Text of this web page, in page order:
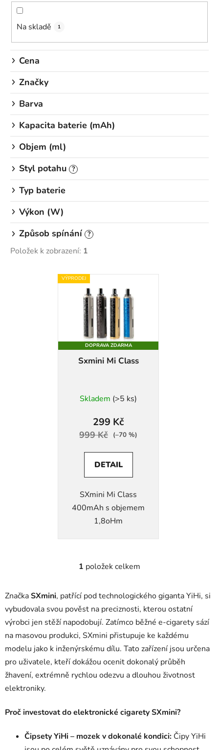
o
d
k
ů
Na skladě 1
Cena
Značky
Barva
Kapacita baterie (mAh)
Objem (ml)
Styl potahu ?
Typ baterie
Výkon (W)
Způsob spínání ?
Položek k zobrazení: 1
VÝPRODEJ
DOPRAVA ZDARMA
Sxmini Mi Class
Skladem (>5 ks)
299 Kč
999 Kč (–70 %)
DETAIL
SXmini Mi Class
400mAh s objemem
1,8oHm
O
l
d
a
c
í
p
r
v
v
p
i
1 položek celkem
ZnačkaSXmini, patřící pod technologického giganta YiHi, si
vybudovala svou pověst na preciznosti, kterou ostatní
výrobci jen stěží napodobují. Zatímco běžné e-cigarety sází
na masovou produkci, SXmini přistupuje ke každému
modelu jako k inženýrskému dílu. Tato zařízení jsou určena
pro uživatele, kteří dokážou ocenit dokonalý průběh
žhavení, extrémně rychlou odezvu a dlouhou životnost
elektroniky.
Proč investovat do elektronické cigarety SXmini?
Čipsety YiHi – mozek v dokonalé kondici: Čipy YiHi